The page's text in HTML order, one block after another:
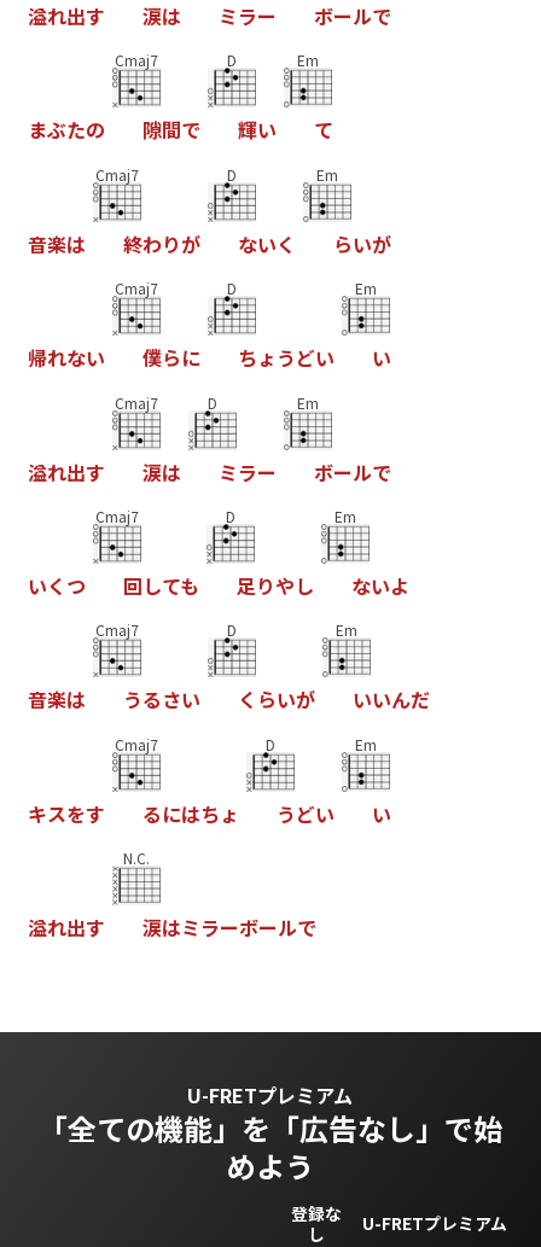
溢れ出す 涙は ミラー ボールで
まぶたの
Cmaj7
隙間で
D
輝い
Em
て
音楽は
Cmaj7
終わりが
D
ないく
Em
らいが
帰れない
Cmaj7
僕らに
D
ちょ う どい
Em
い
溢れ出す
Cmaj7
涙は
D
ミラー
Em
ボールで
いく つ
Cmaj7
回しても
D
足りやし
Em
ないよ
音楽は
Cmaj7
うるさい
D
く らいが
Em
いいんだ
キスをす
Cmaj7
るにはちょ
D
う どい
Em
い
溢れ出す
N.C.
涙はミラーボールで
U-FRETプレミアム
「全ての機能」を 「広告なし」で始
めよう
登録な
し
U-FRETプレミアム